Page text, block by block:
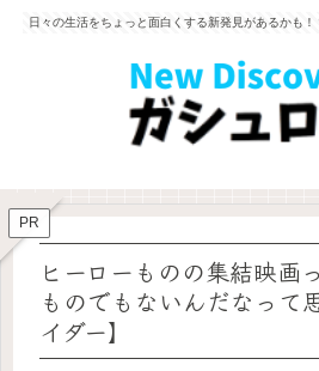
日々の生活をちょっと面白くする新発見があるかも
PR
ヒーローものの集結映画
ものでもないんだなって
イダー】